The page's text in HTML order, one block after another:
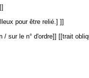
pour être relié.] ]]
sur le n° d'ordre]] [[trait